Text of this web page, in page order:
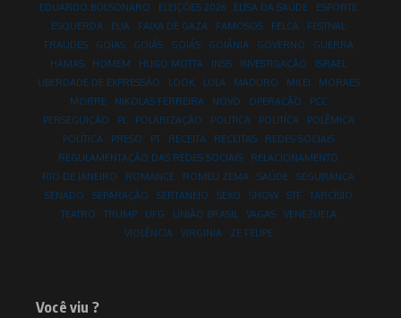
EDUARDO BOLSONARO
ELEIÇÕES 2026 ELISA DA SAÚDE
ESPORTE
ESQUERDA
EUA FAIXA DE GAZA FAMOSOS FELCA
FESTIVAL
FRAUDES
GOIAS GOIÁS GOIÁS GOIÂNIA GOVERNO
GUERRA
HAMAS
HOMEM HUGO MOTTA INSS INVESTIGAÇÃO
ISRAEL
LIBERDADE DE EXPRESSÃO
LOOK LULA MADURO MILEI
MORAES
MORRE
NIKOLAS FERREIRA NOVO OPERAÇÃO
PCC
PERSEGUIÇÃO
PL POLARIZAÇÃO POLITICA POLITÍCA
POLÊMICA
POLÍTICA
PRESO PT RECEITA RECEITAS
REDES SOCIAIS
REGULAMENTAÇÃO DAS REDES SOCIAIS
RELACIONAMENTO
RIO DE JANEIRO
ROMANCE ROMEU ZEMA SAÚDE
SEGURANÇA
SENADO
SEPARAÇÃO SERTANEJO SEXO SHOW STF
TARCÍSIO
TEATRO
TRUMP UFG UNIÃO BRASIL VAGAS
VENEZUELA
VIOLÊNCIA
VIRGINIA ZE FELIPE
Você viu ?